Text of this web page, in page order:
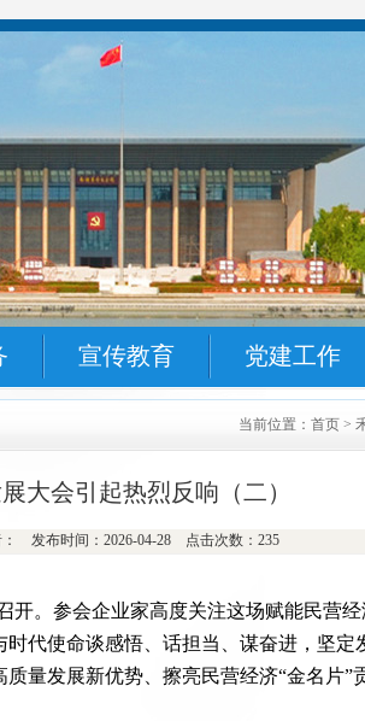
宣传教育 党建工作
当前位置：首页 >
大会引起热烈反响（二）
： 发布时间：2026-04-28 点击次数：235
开。参会企业家高度关注这场赋能民营
代使命谈感悟、话担当、谋奋进，坚定
量发展新优势、擦亮民营经济“金名片”